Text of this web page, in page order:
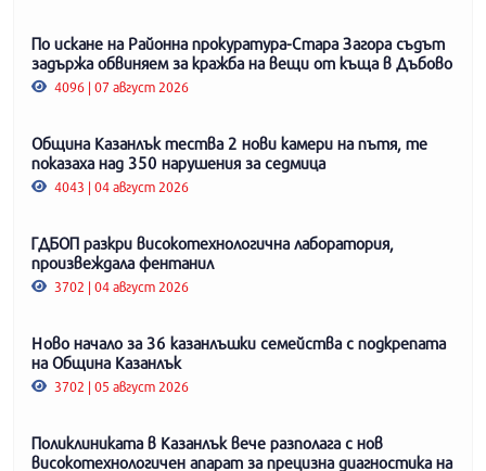
По искане на Районна прокуратура-Стара Загора съдът
задържа обвиняем за кражба на вещи от къща в Дъбово
4096 | 07 август 2026
Община Казанлък тества 2 нови камери на пътя, те
показаха над 350 нарушения за седмица
4043 | 04 август 2026
ГДБОП разкри високотехнологична лаборатория,
произвеждала фентанил
3702 | 04 август 2026
Ново начало за 36 казанлъшки семейства с подкрепата
на Община Казанлък
3702 | 05 август 2026
Поликлиниката в Казанлък вече разполага с нов
високотехнологичен апарат за прецизна диагностика на